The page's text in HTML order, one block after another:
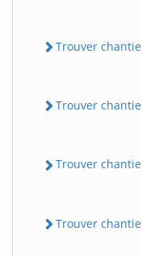
Trouver
Trouver
Trouver
Trouver